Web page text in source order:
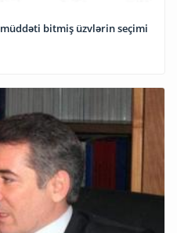
müddəti bitmiş üzvlərin seçimi